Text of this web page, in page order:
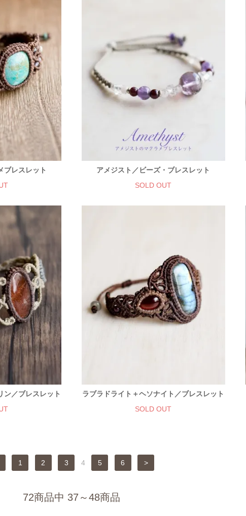
ブレスレット
アメジスト／ビーズ・ブレスレット
SOLD OUT
ン／ブレスレット
ラブラドライト＋ヘソナイト／ブレスレット
SOLD OUT
1 2 3 4 5 6 >
72商品中 37～48商品